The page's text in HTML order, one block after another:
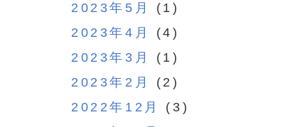
2023年5月
(1)
2023年4月
(4)
2023年3月
(1)
2023年2月
(2)
2022年12月
(3)